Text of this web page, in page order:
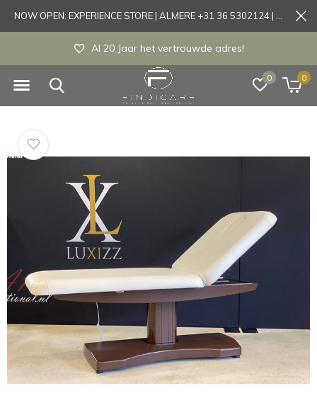
0 0
Experience store Almere / Tönisvorst / Mortsel